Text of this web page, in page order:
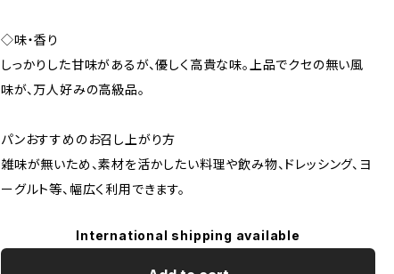
◇味・香り
しっかりした甘味があるが、優しく高貴な味。上品でクセの無い風
味が、万人好みの高級品。​​​​​​​
パンおすすめのお召し上がり方
雑味が無いため、素材を活かしたい料理や飲み物、ドレッシング、ヨ
ーグルト等、幅広く利用できます。
International shipping available